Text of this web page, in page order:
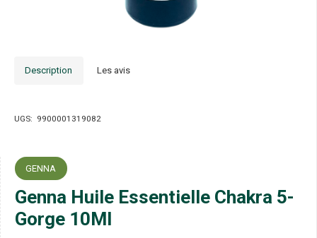
Description Les avis
UGS: 9900001319082
GENNA
Genna Huile Essentielle Chakra 5-
Gorge 10Ml